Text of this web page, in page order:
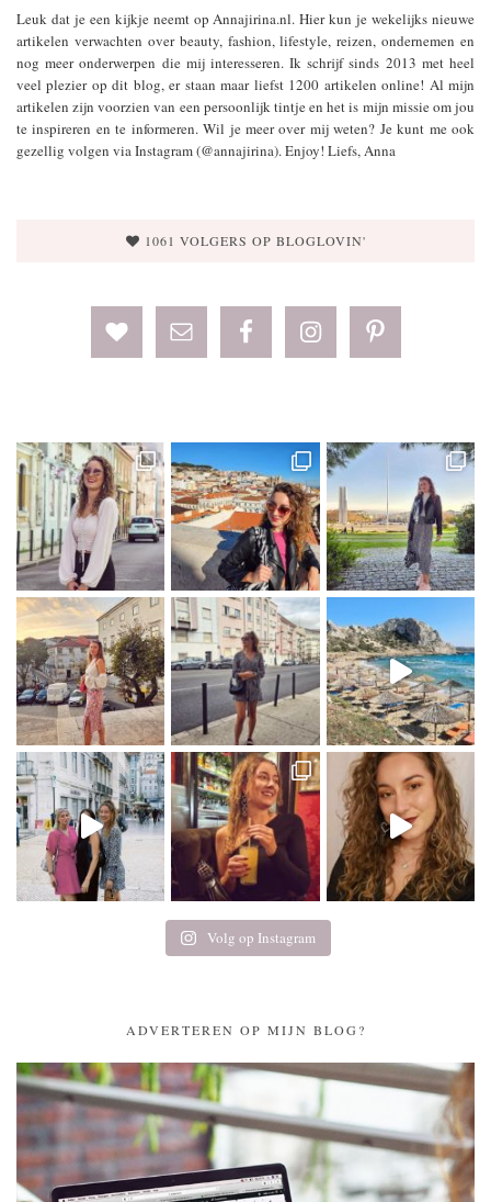
Leuk dat je een kijkje neemt op Annajirina.nl. Hier kun je wekelijks nieuwe
artikelen verwachten over beauty, fashion, lifestyle, reizen, ondernemen en
nog meer onderwerpen die mij interesseren. Ik schrijf sinds 2013 met heel
veel plezier op dit blog, er staan maar liefst 1200 artikelen online! Al mijn
artikelen zijn voorzien van een persoonlijk tintje en het is mijn missie om jou
te inspireren en te informeren. Wil je meer over mij weten? Je kunt me ook
gezellig volgen via Instagram (@annajirina). Enjoy! Liefs, Anna
1061 VOLGERS OP BLOGLOVIN'
Volg op Instagram
ADVERTEREN OP MIJN BLOG?